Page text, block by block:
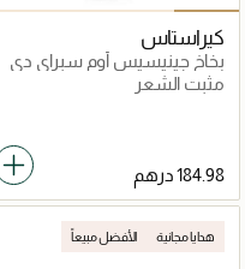
كيراستاس
بخاخ جينيسيس أوم سبراي دي
فورس إيبيسيزانت مقوي لزيادة
كثافة الشعر 150مل
مثبت الشعر
هدايا مجانية الأفضل مبيعاً